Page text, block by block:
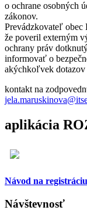
o ochrane osobných
zákonov.
Prevádzkovateľ obec
že poveril externým
ochrany práv
informovať o
akýchkoľvek dotazov
kontakt na
aplikácia
Návod na
Návštevnosť